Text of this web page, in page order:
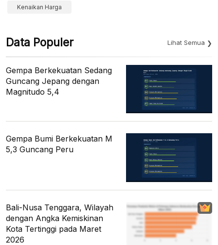
Kenaikan Harga
Data Populer Lihat Semua
Gempa Berkekuatan Sedang
Guncang Jepang dengan
Magnitudo 5,4
Gempa Bumi Berkekuatan M
5,3 Guncang Peru
Bali-Nusa Tenggara, Wilayah
dengan Angka Kemiskinan
Kota Tertinggi pada Maret
2026